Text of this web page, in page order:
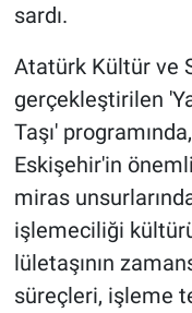
sardı.
Atatürk Kültür ve
gerçekleştirilen
Taşı'
Eskişehir'in
miras
işlemeciliği
lületaşının
süreçleri, işleme
Yerel
Magazin
Bilim ve